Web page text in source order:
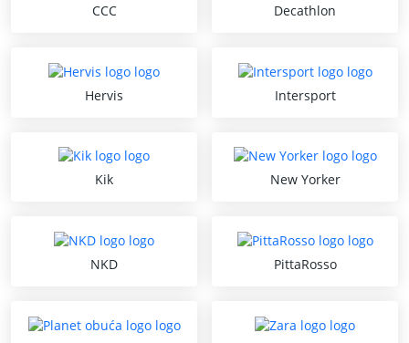
CCC Decathlon
Hervis Intersport
Kik New Yorker
NKD PittaRosso